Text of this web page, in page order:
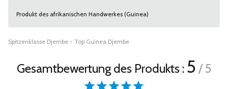
Produkt des afrikanischen Handwerkes (Guinea)
Spitzenklasse Djembe - Top Guinea Djembe
Gesamtbewertung des Produkts : 5 / 5